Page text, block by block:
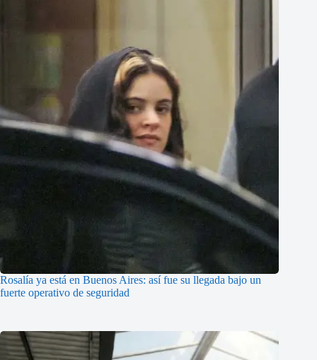
Rosalía ya está en Buenos Aires: así fue su llegada bajo un
fuerte operativo de seguridad